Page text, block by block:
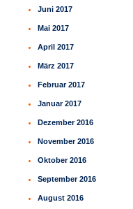
Juni 2017
Mai 2017
April 2017
März 2017
Februar 2017
Januar 2017
Dezember 2016
November 2016
Oktober 2016
September 2016
August 2016